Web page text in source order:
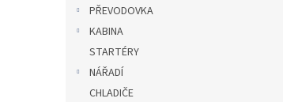
PŘEVODOVKA
KABINA
STARTÉRY
NÁŘADÍ
CHLADIČE